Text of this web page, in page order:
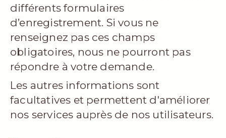
différents formulaires
d’enregistrement. Si vous ne
renseignez pas ces champs
obligatoires, nous ne pourront pas
répondre à votre demande.
Les autres informations sont
facultatives et permettent d'améliorer
nos services auprès de nos utilisateurs.